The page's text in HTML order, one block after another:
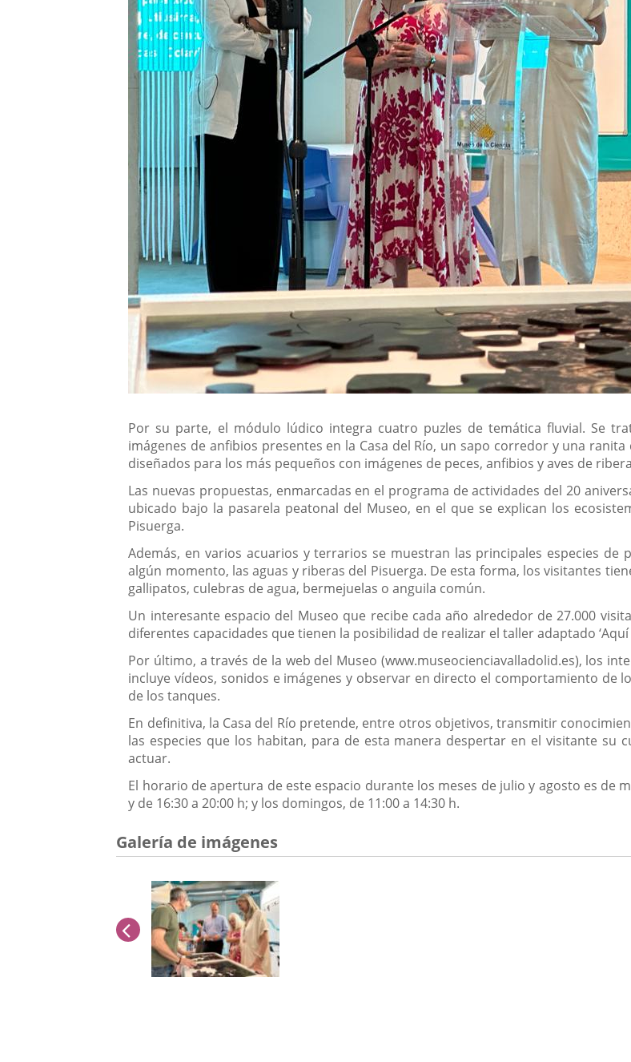
Por su parte, el módulo lúdico integra cuatro puzles de temática fluvial. Se
imágenes de anfibios presentes en la Casa del Río, un sapo corredor y una
diseñados para los más pequeños con imágenes de peces, anfibios y aves de
Las nuevas propuestas, enmarcadas en el programa de actividades del 20
ubicado bajo la pasarela peatonal del Museo, en el que se explican los
Pisuerga.
Además, en varios acuarios y terrarios se muestran las principales especies
algún momento, las aguas y riberas del Pisuerga. De esta forma, los visitantes
gallipatos, culebras de agua, bermejuelas o anguila común.
Un interesante espacio del Museo que recibe cada año alrededor de 27.000
diferentes capacidades que tienen la posibilidad de realizar el taller adaptado ‘Aquí
Por último, a través de la web del Museo (www.museocienciavalladolid.es), los
incluye vídeos, sonidos e imágenes y observar en directo el comportamiento de
de los tanques.
En definitiva, la Casa del Río pretende, entre otros objetivos, transmitir
las especies que los habitan, para de esta manera despertar en el visitante
actuar.
El horario de apertura de este espacio durante los meses de julio y agosto es de
y de 16:30 a 20:00 h; y los domingos, de 11:00 a 14:30 h.
Galería de imágenes
anterior